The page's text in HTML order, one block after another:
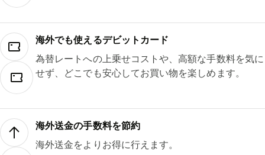
海外でも使えるデビットカード
為替レートへの上乗せコストや、高額な手数料を気に
せず、どこでも安心してお買い物を楽しめます。
海外送金の手数料を節約
海外送金をよりお得に行えます。